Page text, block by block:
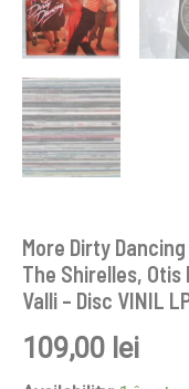
More Dirty
The Shirelles,
Valli – Disc VINIL
109,00 lei